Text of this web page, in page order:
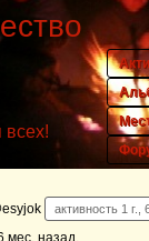
всех!
активность 1 г.,